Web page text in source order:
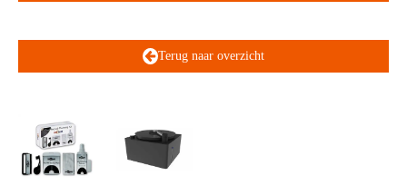
Terug naar overzicht